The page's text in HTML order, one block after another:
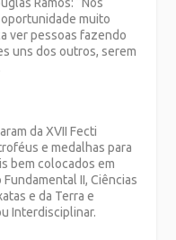
oportunidade muito
ver pessoas fazendo
uns dos outros, serem
da XVII Fecti
e medalhas para
bem colocados em
II, Ciências
e da Terra e
Interdisciplinar.